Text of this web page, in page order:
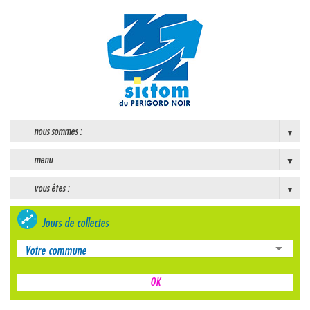
nous sommes :
menu
vous êtes :
Jours de collectes